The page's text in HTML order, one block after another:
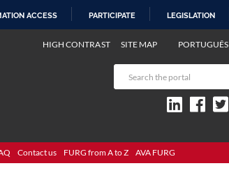
ACCESS PARTICIPATE LEGISLATION
PORTUGUÊS
HIGH CONTRAST SITE MAP
Contact us FURG from A to Z AVA FURG